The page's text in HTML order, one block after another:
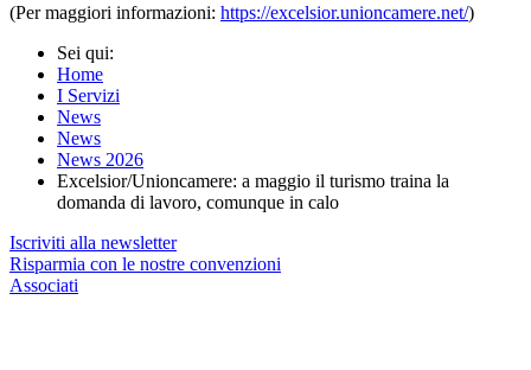
(Per maggiori informazioni: https://excelsior.unioncamere.net/)
Sei qui:
Home
I Servizi
News
News
News 2026
Excelsior/Unioncamere: a maggio il turismo traina la
domanda di lavoro, comunque in calo
Iscriviti alla newsletter
Risparmia con le nostre convenzioni
Associati